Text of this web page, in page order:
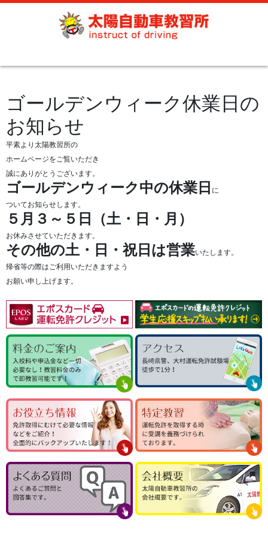
ゴールデンウィーク休業日の
お知らせ
平素より太陽教習所の
ホームページをご覧いただき
誠にありがとうございます。
ゴールデンウィーク中の休業日 に
ついてお知らせします。
５月３～５日（土・日・月）
お休みさせていただきます。
その他の土・日・祝日は営業いたします。
帰省等の際はご利用いただきますよう
お願い申し上げます。